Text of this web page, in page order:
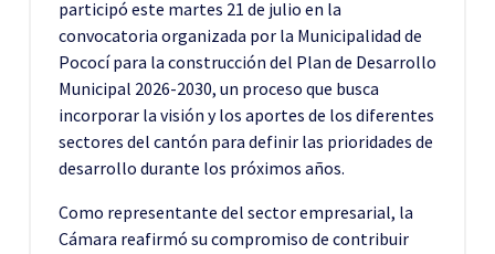
participó este martes 21 de julio en la
convocatoria organizada por la Municipalidad de
Pococí para la construcción del Plan de Desarrollo
Municipal 2026-2030, un proceso que busca
incorporar la visión y los aportes de los diferentes
sectores del cantón para definir las prioridades de
desarrollo durante los próximos años.
Como representante del sector empresarial, la
Cámara reafirmó su compromiso de contribuir